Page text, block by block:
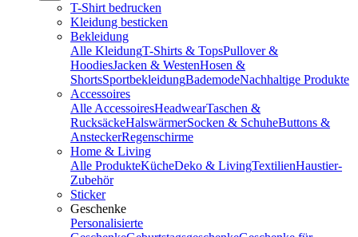
T-Shirt bedrucken
Kleidung besticken
Bekleidung
Alle KleidungT-Shirts & TopsPullover &
HoodiesJacken & WestenHosen &
ShortsSportbekleidungBademodeNachhaltige Produkte
Accessoires
Alle AccessoiresHeadwearTaschen &
RucksäckeHalswärmerSocken & SchuheButtons &
AnsteckerRegenschirme
Home & Living
Alle ProdukteKücheDeko & LivingTextilienHaustier-
Zubehör
Sticker
Geschenke
Personalisierte